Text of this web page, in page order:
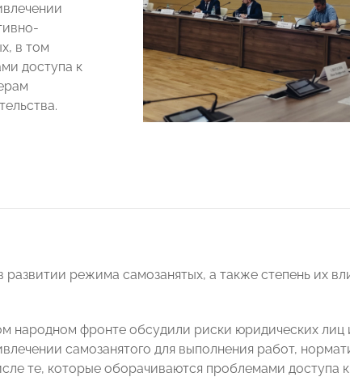
в том
доступа к
режима самозанятых, а также степень их
народном фронте обсудили риски юридических лиц
самозанятого для выполнения работ,
те, которые оборачиваются проблемами доступа